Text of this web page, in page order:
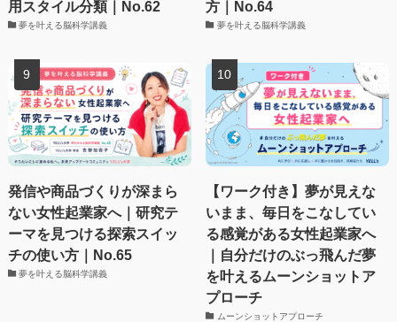
用スタイル分類｜No.62
夢を叶える脳科学講義
方｜No.64
夢を叶える脳科学講義
発信や商品づくりが深まら
ない女性起業家へ｜研究テ
ーマを見つける探索スイッ
チの使い方｜No.65
夢を叶える脳科学講義
【ワーク付き】夢が見えな
いまま、毎日をこなしてい
る感覚がある女性起業家へ
｜自分だけのぶっ飛んだ夢
を叶えるムーンショットア
プローチ
ムーンショットアプローチ